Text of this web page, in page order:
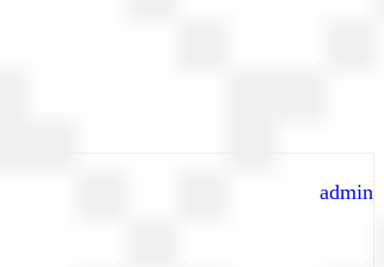
admin